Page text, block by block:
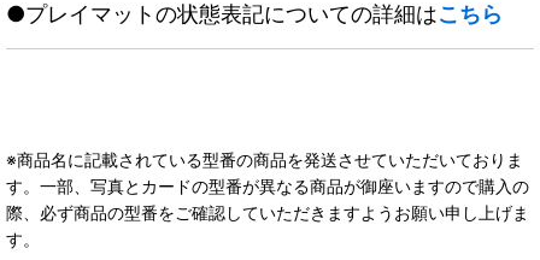
●プレイマットの状態表記についての詳細はこちら
※商品名に記載されている型番の商品を発送させていただいておりま
す。一部、写真とカードの型番が異なる商品が御座いますので購入の
際、必ず商品の型番をご確認していただきますようお願い申し上げま
す。